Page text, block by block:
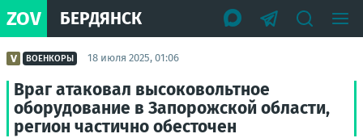
ZOV БЕРДЯНСК
ВОЕНКОРЫ 18 июля 2025, 01:06
Враг атаковал высоковольтное
оборудование в Запорожской области,
регион частично обесточен